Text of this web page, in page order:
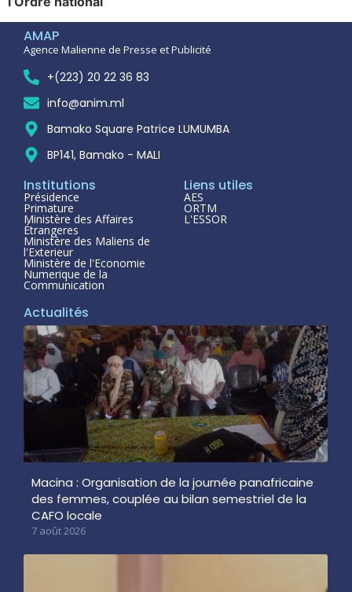
AMAP
Agence Malienne de Presse et Publicité
+(223) 20 22 36 83
info@anim.ml
Bamako Square Patrice LUMUMBA
BP141, Bamako - MALI
Institutions
Présidence
Primature
Ministère des Affaires
Étrangeres
Ministère des Maliens de
l'Exterieur
Ministère de l'Economie
Numerique de la
Communication
Liens utiles
AES
ORTM
L'ESSOR
Actualités
Macina : Organisation de la journée panafricaine
des femmes, couplée au bilan semestriel de la
CAFO locale
7 août 2026